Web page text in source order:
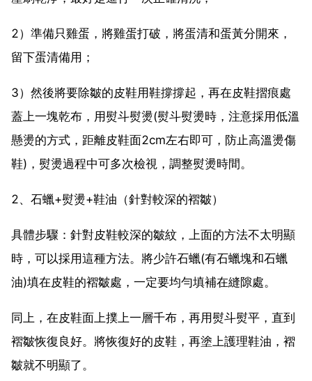
2）準備只雞蛋，將雞蛋打破，將蛋清和蛋黃分開來，
留下蛋清備用；
3）然後將要除皺的皮鞋用鞋撐撐起，再在皮鞋摺痕處
蓋上一塊乾布，用熨斗熨燙(熨斗熨燙時，注意採用低溫
懸燙的方式，距離皮鞋面2cm左右即可，防止高溫燙傷
鞋)，熨燙過程中可多次檢視，調整熨燙時間。
2、石蠟+熨燙+鞋油（針對較深的褶皺）
具體步驟：針對皮鞋較深的皺紋，上面的方法不太明顯
時，可以採用這種方法。將少許石蠟(有石蠟塊和石蠟
油)填在皮鞋的褶皺處，一定要均勻填補在縫隙處。
同上，在皮鞋面上撲上一層千布，再用熨斗熨平，直到
褶皺恢復良好。將恢復好的皮鞋，再塗上護理鞋油，褶
皺就不明顯了。